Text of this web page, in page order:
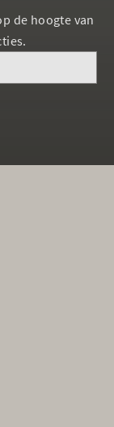
de hoogte van